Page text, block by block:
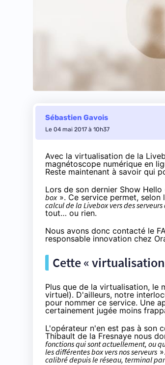
Sébastien Gavois
Le 04 mai 2017 à 10h37
Avec la virtualisation de la
magnétoscope numérique en
Reste maintenant à savoir qui
Lors de son dernier Show
box». Ce service permet, selon
calcul de la Liveboxvers des
tout… ou rien.
Nous avons donc contacté le
responsable innovation chez
Cette «
Plus que de la virtualisation, le
virtuel). D'ailleurs, notre
pour nommer ce service. Une
certainement jugée moins
L'opérateur n'en est pas à son
Thibault de la Fresnaye nous
fonctions qui sont actuellement, ou
les différentes box vers nos serveurs
calibré depuis le réseau, terminal